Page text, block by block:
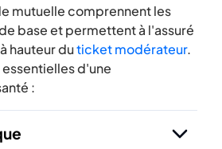
mutuelle comprennent les
base et permettent à l'assuré
hauteur duticket modérateur.
d'une
: